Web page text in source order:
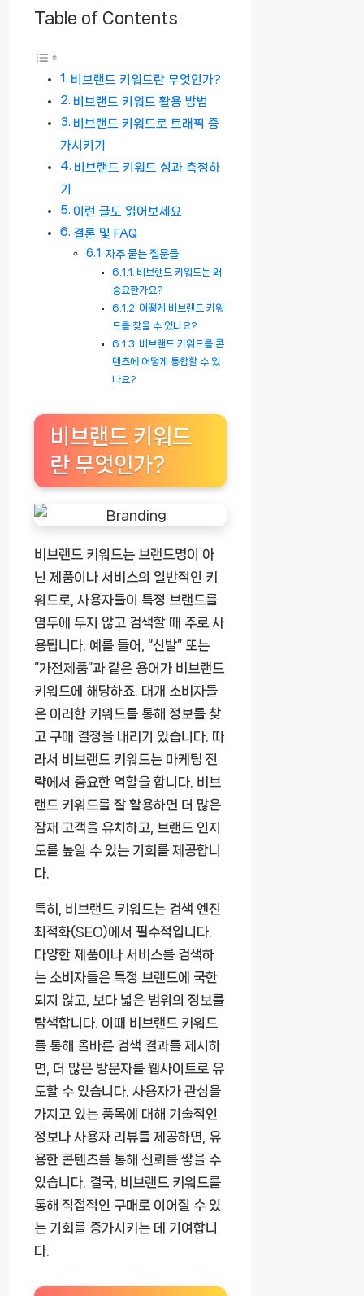
Table of Contents
비브랜드 키워드란 무엇인가?
비브랜드 키워드 활용 방법
비브랜드 키워드로 트래픽 증
가시키기
비브랜드 키워드 성과 측정하
기
이런 글도 읽어보세요
결론 및 FAQ
자주 묻는 질문들
비브랜드 키워드는 왜
중요한가요?
어떻게 비브랜드 키워
드를 찾을 수 있나요?
비브랜드 키워드를 콘
텐츠에 어떻게 통합할 수 있
나요?
비브랜드 키워드
란 무엇인가?
비브랜드 키워드는 브랜드명이 아
닌 제품이나 서비스의 일반적인 키
워드로, 사용자들이 특정 브랜드를
염두에 두지 않고 검색할 때 주로 사
용됩니다. 예를 들어, “신발” 또는
“가전제품”과 같은 용어가 비브랜드
키워드에 해당하죠. 대개 소비자들
은 이러한 키워드를 통해 정보를 찾
고 구매 결정을 내리기 있습니다. 따
라서 비브랜드 키워드는 마케팅 전
략에서 중요한 역할을 합니다. 비브
랜드 키워드를 잘 활용하면 더 많은
잠재 고객을 유치하고, 브랜드 인지
도를 높일 수 있는 기회를 제공합니
다.
특히, 비브랜드 키워드는 검색 엔진
최적화(SEO)에서 필수적입니다.
다양한 제품이나 서비스를 검색하
는 소비자들은 특정 브랜드에 국한
되지 않고, 보다 넓은 범위의 정보를
탐색합니다. 이때 비브랜드 키워드
를 통해 올바른 검색 결과를 제시하
면, 더 많은 방문자를 웹사이트로 유
도할 수 있습니다. 사용자가 관심을
가지고 있는 품목에 대해 기술적인
정보나 사용자 리뷰를 제공하면, 유
용한 콘텐츠를 통해 신뢰를 쌓을 수
있습니다. 결국, 비브랜드 키워드를
통해 직접적인 구매로 이어질 수 있
는 기회를 증가시키는 데 기여합니
다.